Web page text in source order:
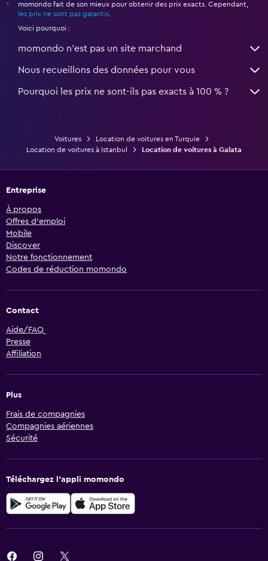
*
momondo fait de son mieux pour obtenir des prix exacts. Cependant,
les prix ne sont pas garantis.
Voici pourquoi :
momondo n'est pas un site marchand
Nous recueillons des données pour vous
Pourquoi les prix ne sont-ils pas exacts à 100 % ?
Voitures
Location de voitures en Turquie
Location de voitures à Istanbul
Location de voitures à Galata
Entreprise
À propos
Offres d’emploi
Mobile
Discover
Notre fonctionnement
Codes de réduction momondo
Contact
Aide/FAQ
Presse
Affiliation
Plus
Frais de compagnies
Compagnies aériennes
Sécurité
Téléchargez l’appli momondo